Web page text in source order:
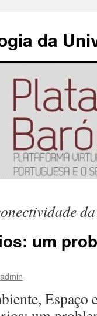
da
um
admin